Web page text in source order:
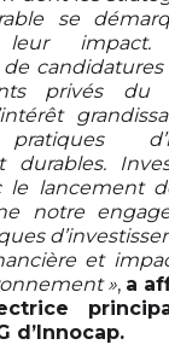
se
impact.
privés du
durables.
le lancement
notre
et
», a
d’Innocap.